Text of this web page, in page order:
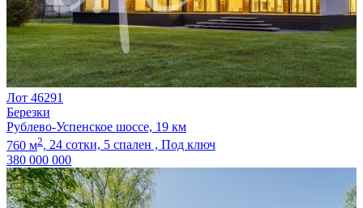
Лот 46291
Березки
Рублево-Успенское шоссе, 19 км
760 м2, 24 сотки, 5 спален , Под ключ
380 000 000